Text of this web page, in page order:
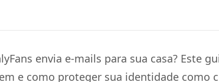
envia e-mails para sua casa? Este
e como proteger sua identidade como